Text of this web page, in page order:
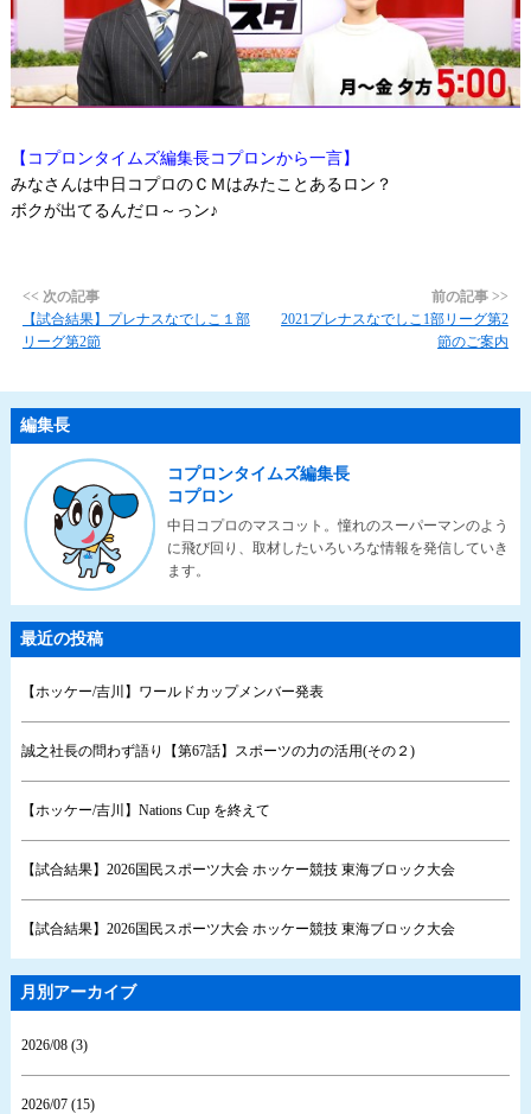
【コプロンタイムズ編集長コプロンから一言】
みなさんは中日コプロのＣＭはみたことあるロン？
ボクが出てるんだロ～っン♪
<< 次の記事
【試合結果】プレナスなでしこ１部
リーグ第2節
前の記事 >>
2021プレナスなでしこ1部リーグ第2
節のご案内
編集長
コプロンタイムズ編集長
コプロン
中日コプロのマスコット。憧れのスーパーマンのよう
に飛び回り、取材したいろいろな情報を発信していき
ます。
最近の投稿
【ホッケー/吉川】ワールドカップメンバー発表
誠之社長の問わず語り【第67話】スポーツの力の活用(その２)
【ホッケー/吉川】Nations Cup を終えて
【試合結果】2026国民スポーツ大会 ホッケー競技 東海ブロック大会
【試合結果】2026国民スポーツ大会 ホッケー競技 東海ブロック大会
月別アーカイブ
2026/08 (3)
2026/07 (15)